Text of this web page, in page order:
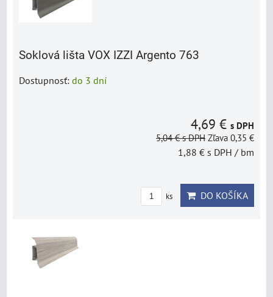
Soklová lišta VOX IZZI Argento 763
Dostupnosť: do 3 dní
4,69 € s DPH
5,04 €s DPH Zľava 0,35 €
1,88 € s DPH / bm
ks DO KOŠÍKA